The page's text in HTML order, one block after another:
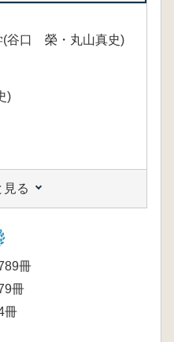
(谷口 榮・丸山真史)
)
)
た雑穀利用(佐々木
見る
冊
冊
冊